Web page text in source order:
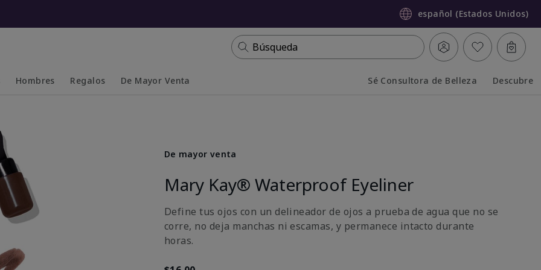
español (Estados Unidos)
Búsqueda
Hombres Regalos De Mayor Venta Sé Consultora de Belleza Descubre
De mayor venta
Mary Kay® Waterproof Eyeliner
Define tus ojos con un delineador de ojos a prueba de agua que no se
corre, no deja manchas ni escamas, y permanece intacto durante
horas.